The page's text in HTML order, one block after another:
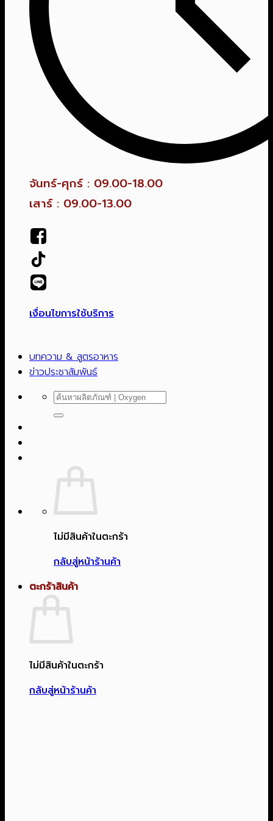
จันทร์-ศุกร์ : 09.00-18.00
เสาร์ : 09.00-13.00
เงื่อนไขการใช้บริการ
บทความ & สูตรอาหาร
ข่าวประชาสัมพันธ์
ค้นหา:
ไม่มีสินค้าในตะกร้า
กลับสู่หน้าร้านค้า
ตะกร้าสินค้า
ไม่มีสินค้าในตะกร้า
กลับสู่หน้าร้านค้า